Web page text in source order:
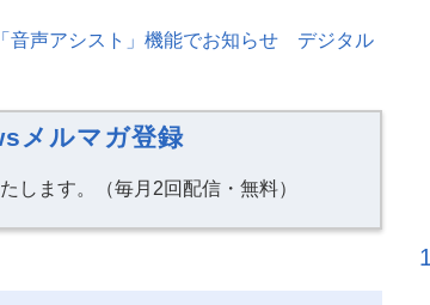
音声アシスト」機能でお知らせ デジタル
メルマガ登録
します。（毎月2回配信・無料）